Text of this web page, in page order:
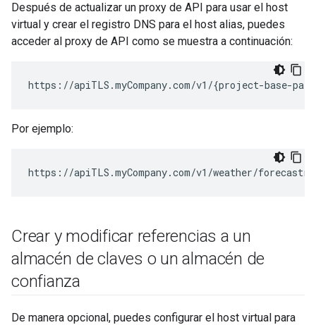
Después de actualizar un proxy de API para usar el host
virtual y crear el registro DNS para el host alias, puedes
acceder al proxy de API como se muestra a continuación:
https://apiTLS.myCompany.com/v1/{project-base-
Por ejemplo:
https://apiTLS.myCompany.com/v1/weather/
Crear y modificar referencias a un
almacén de claves o un almacén de
confianza
De manera opcional, puedes configurar el host virtual para